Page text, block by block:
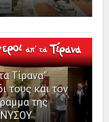
Τίρανα”
τους και τον
της